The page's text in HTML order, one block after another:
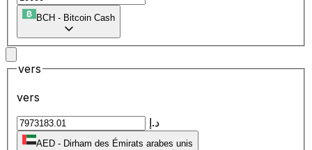
BCH - Bitcoin Cash
vers
vers
د.إ
AED - Dirham des Émirats arabes unis